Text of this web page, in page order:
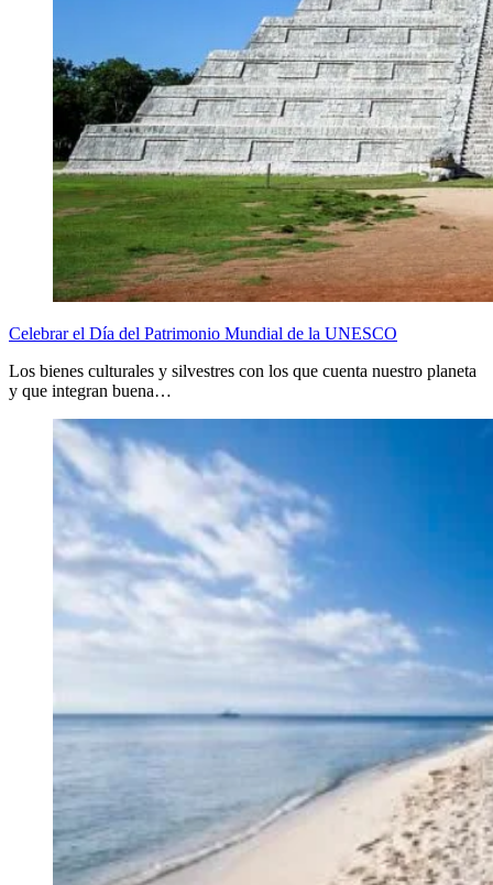
Celebrar el Día del Patrimonio Mundial de la UNESCO
Los bienes culturales y silvestres con los que cuenta nuestro planeta
y que integran buena…